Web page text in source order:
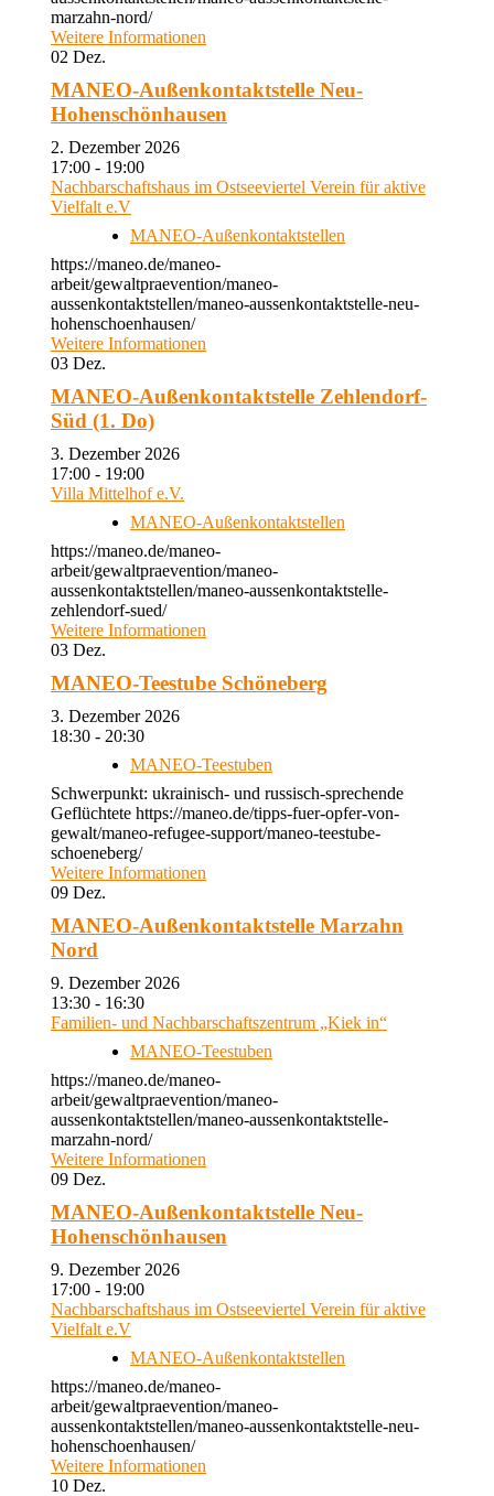
marzahn-nord/
Weitere Informationen
02 Dez.
MANEO-Außenkontaktstelle Neu-
Hohenschönhausen
2. Dezember 2026
17:00 - 19:00
Nachbarschaftshaus im Ostseeviertel Verein für aktive
Vielfalt e.V
MANEO-Außenkontaktstellen
https://maneo.de/maneo-
arbeit/gewaltpraevention/maneo-
aussenkontaktstellen/maneo-aussenkontaktstelle-neu-
hohenschoenhausen/
Weitere Informationen
03 Dez.
MANEO-Außenkontaktstelle Zehlendorf-
Süd (1. Do)
3. Dezember 2026
17:00 - 19:00
Villa Mittelhof e.V.
MANEO-Außenkontaktstellen
https://maneo.de/maneo-
arbeit/gewaltpraevention/maneo-
aussenkontaktstellen/maneo-aussenkontaktstelle-
zehlendorf-sued/
Weitere Informationen
03 Dez.
MANEO-Teestube Schöneberg
3. Dezember 2026
18:30 - 20:30
MANEO-Teestuben
Schwerpunkt: ukrainisch- und russisch-sprechende
Geflüchtete https://maneo.de/tipps-fuer-opfer-von-
gewalt/maneo-refugee-support/maneo-teestube-
schoeneberg/
Weitere Informationen
09 Dez.
MANEO-Außenkontaktstelle Marzahn
Nord
9. Dezember 2026
13:30 - 16:30
Familien- und Nachbarschaftszentrum „Kiek in“
MANEO-Teestuben
https://maneo.de/maneo-
arbeit/gewaltpraevention/maneo-
aussenkontaktstellen/maneo-aussenkontaktstelle-
marzahn-nord/
Weitere Informationen
09 Dez.
MANEO-Außenkontaktstelle Neu-
Hohenschönhausen
9. Dezember 2026
17:00 - 19:00
Nachbarschaftshaus im Ostseeviertel Verein für aktive
Vielfalt e.V
MANEO-Außenkontaktstellen
https://maneo.de/maneo-
arbeit/gewaltpraevention/maneo-
aussenkontaktstellen/maneo-aussenkontaktstelle-neu-
hohenschoenhausen/
Weitere Informationen
10 Dez.